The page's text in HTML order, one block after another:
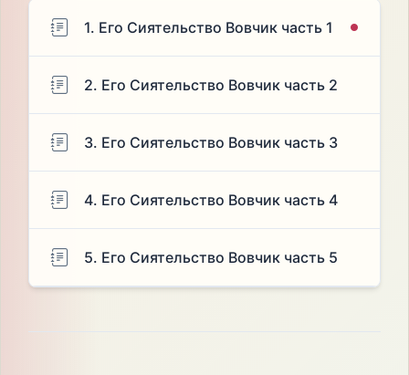
1. Его Сиятельство Вовчик часть 1
2. Его Сиятельство Вовчик часть 2
3. Его Сиятельство Вовчик часть 3
4. Его Сиятельство Вовчик часть 4
5. Его Сиятельство Вовчик часть 5